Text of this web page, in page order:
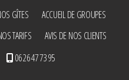
GÎTES
ACCUEIL DE GROUPES
TARIFS
AVIS DE NOS CLIENTS
06 26 47 73 95